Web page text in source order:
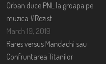
Orban duce PNL la groapa pe
muzica #Rezist
March 19, 2019
Rares versus Mandachi sau
Confruntarea Titanilor